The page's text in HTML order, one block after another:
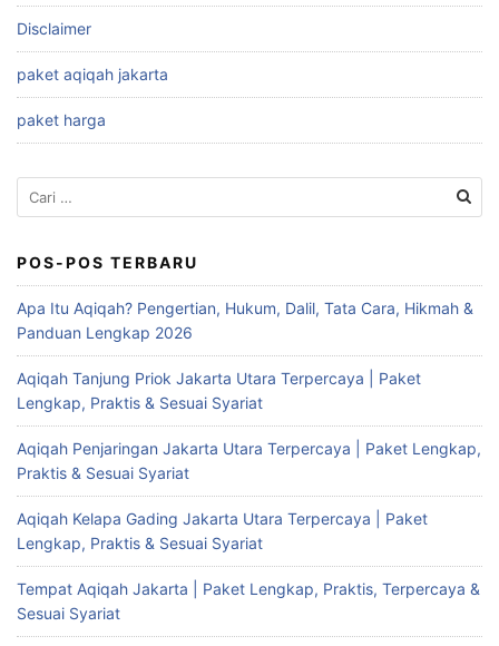
Disclaimer
paket aqiqah jakarta
paket harga
Cari
untuk:
POS-POS TERBARU
Apa Itu Aqiqah? Pengertian, Hukum, Dalil, Tata Cara, Hikmah &
Panduan Lengkap 2026
Aqiqah Tanjung Priok Jakarta Utara Terpercaya | Paket
Lengkap, Praktis & Sesuai Syariat
Aqiqah Penjaringan Jakarta Utara Terpercaya | Paket Lengkap,
Praktis & Sesuai Syariat
Aqiqah Kelapa Gading Jakarta Utara Terpercaya | Paket
Lengkap, Praktis & Sesuai Syariat
Tempat Aqiqah Jakarta | Paket Lengkap, Praktis, Terpercaya &
Sesuai Syariat